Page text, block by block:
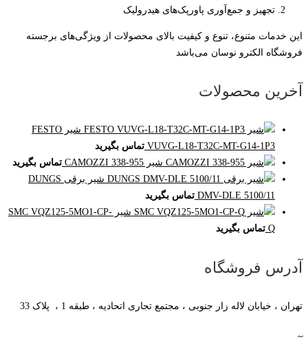
تجهیز و جمع‌آوری پاورپک‌های هیدرولیک
این خدمات متنوع، تنوع و کیفیت بالای محصولات از ویژگی‌های برجسته
فروشگاه الکترو نوسان می‌باشد
آخرین محصولات
شیر FESTO
VUVG-L18-T32C-MT-G14-1P3 تماس بگیرید
شیر CAMOZZI 338-955
تماس بگیرید
شیر برقی DUNGS
DMV-DLE 5100/11 تماس بگیرید
شیر SMC VQZ125-5MO1-CP-
Q تماس بگیرید
آدرس فروشگاه
تهران ، خیابان لاله زار جنوبی ، مجتمع تجاری اتحادیه ، طبقه 1 ، پلاک 33